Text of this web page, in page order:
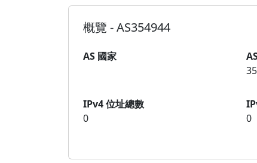
概覽 - AS354944
AS 國家
IPv4 位址總數
0
0